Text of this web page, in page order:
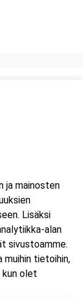
ja mainosten
Lisäksi
alan
sivustoamme.
muihin tietoihin,
olet